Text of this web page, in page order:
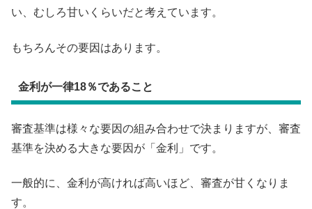
い、むしろ甘いくらいだと考えています。
もちろんその要因はあります。
金利が一律18％であること
審査基準は様々な要因の組み合わせで決まりますが、審査
基準を決める大きな要因が「金利」です。
一般的に、金利が高ければ高いほど、審査が甘くなりま
す。